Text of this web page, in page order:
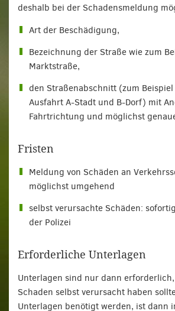
deshalb bei der Schadensmeldung
Art der Beschädigung,
Bezeichnung der Straße wie zum
Marktstraße,
den Straßenabschnitt (zum
Ausfahrt A-Stadt und B-Dorf) mit
Fahrtrichtung und möglichst
Fristen
Meldung von Schäden an
möglichst umgehend
selbst verursachte Schäden:
der Polizei
Erforderliche Unterlagen
Unterlagen sind nur dann
Schaden selbst verursacht haben
Unterlagen benötigt werden, ist dann